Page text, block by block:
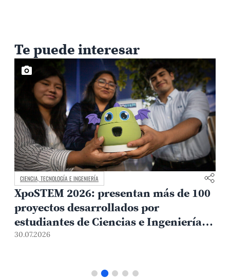
Te puede interesar
CIENCIA, TECNOLOGÍA E INGENIERÍA
XpoSTEM 2026: presentan más de 100
proyectos desarrollados por
estudiantes de Ciencias e Ingeniería
PUCP orientados a atender
30.07.2026